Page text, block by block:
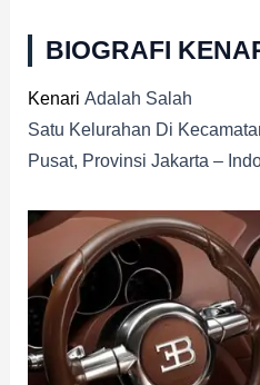
BIOGRAFI
Kenari Adalah Salah
Satu Kelurahan Di
Pusat, Provinsi Jakarta –